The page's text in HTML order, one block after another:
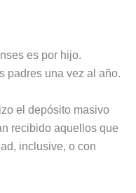
es por hijo.
padres una vez al año.
el depósito masivo
recibido aquellos que
inclusive, o con